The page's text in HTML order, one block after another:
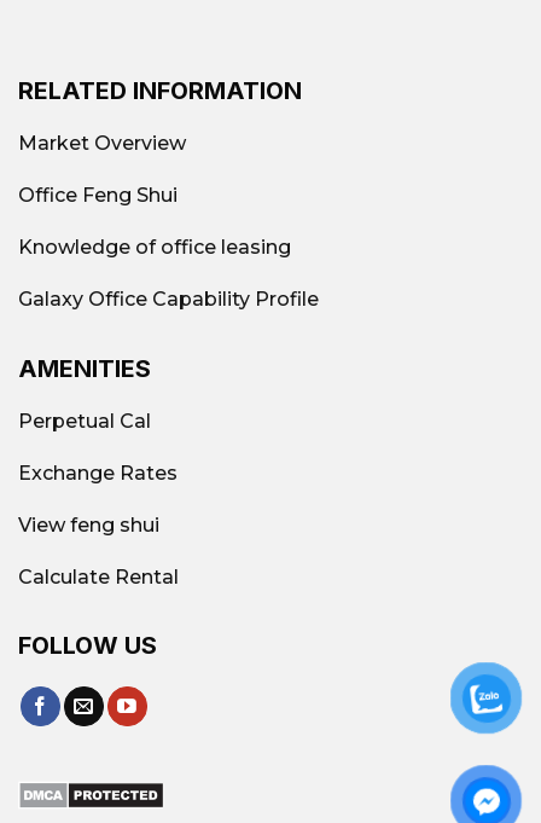
RELATED INFORMATION
Market Overview
Office Feng Shui
Knowledge of office leasing
Galaxy Office Capability Profile
AMENITIES
Perpetual Cal
Exchange Rates
View feng shui
Calculate Rental
FOLLOW US